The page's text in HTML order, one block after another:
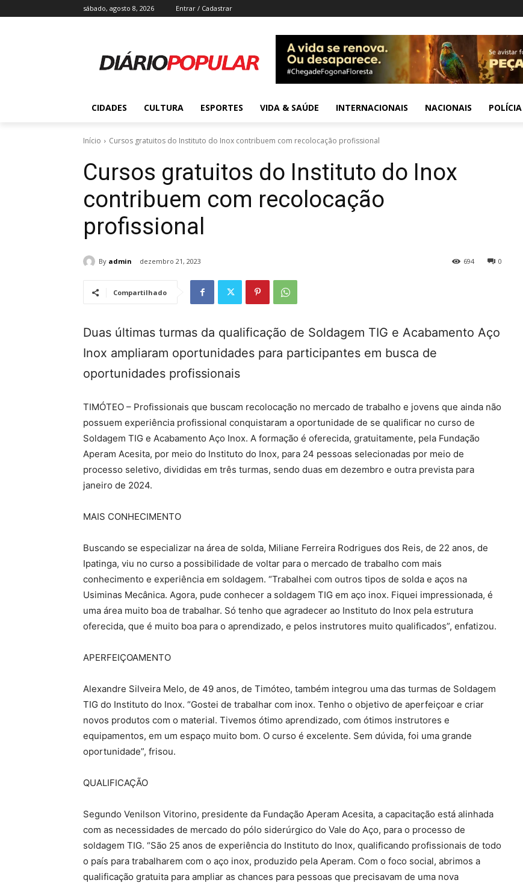
sábado, agosto 8, 2026 Entrar / Cadastrar
CIDADES CULTURA ESPORTES VIDA & SAÚDE INTERNACIONAIS NACIONAIS POLÍCIA
Início Cursos gratuitos do Instituto do Inox contribuem com recolocação profissional
Cursos gratuitos do Instituto do Inox
contribuem com recolocação
profissional
By admin dezembro 21, 2023 0
694
Compartilhado
Duas últimas turmas da qualificação de Soldagem TIG e Acabamento Aço
Inox ampliaram oportunidades para participantes em busca de
oportunidades profissionais
TIMÓTEO – Profissionais que buscam recolocação no mercado de trabalho e jovens que ainda não
possuem experiência profissional conquistaram a oportunidade de se qualificar no curso de
Soldagem TIG e Acabamento Aço Inox. A formação é oferecida, gratuitamente, pela Fundação
Aperam Acesita, por meio do Instituto do Inox, para 24 pessoas selecionadas por meio de
processo seletivo, divididas em três turmas, sendo duas em dezembro e outra prevista para
janeiro de 2024.
MAIS CONHECIMENTO
Buscando se especializar na área de solda, Miliane Ferreira Rodrigues dos Reis, de 22 anos, de
Ipatinga, viu no curso a possibilidade de voltar para o mercado de trabalho com mais
conhecimento e experiência em soldagem. “Trabalhei com outros tipos de solda e aços na
Usiminas Mecânica. Agora, pude conhecer a soldagem TIG em aço inox. Fiquei impressionada, é
uma área muito boa de trabalhar. Só tenho que agradecer ao Instituto do Inox pela estrutura
oferecida, que é muito boa para o aprendizado, e pelos instrutores muito qualificados”, enfatizou.
APERFEIÇOAMENTO
Alexandre Silveira Melo, de 49 anos, de Timóteo, também integrou uma das turmas de Soldagem
TIG do Instituto do Inox. “Gostei de trabalhar com inox. Tenho o objetivo de aperfeiçoar e criar
novos produtos com o material. Tivemos ótimo aprendizado, com ótimos instrutores e
equipamentos, em um espaço muito bom. O curso é excelente. Sem dúvida, foi uma grande
oportunidade”, frisou.
QUALIFICAÇÃO
Segundo Venilson Vitorino, presidente da Fundação Aperam Acesita, a capacitação está alinhada
com as necessidades de mercado do pólo siderúrgico do Vale do Aço, para o processo de
soldagem TIG. “São 25 anos de experiência do Instituto do Inox, qualificando profissionais de todo
o país para trabalharem com o aço inox, produzido pela Aperam. Com o foco social, abrimos a
qualificação gratuita para ampliar as chances para pessoas que precisavam de uma nova